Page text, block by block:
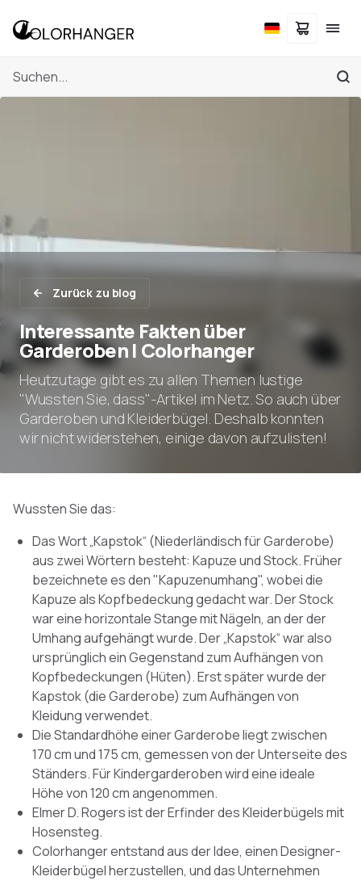
Zurück zu blog
Interessante Fakten über
Garderoben | Colorhanger
Heutzutage gibt es zu allen Themen lustige
"Wussten Sie, dass"-Artikel im Netz. So auch über
Garderoben und Kleiderbügel. Deshalb konnten
wir nicht widerstehen, einige davon aufzulisten!
Wussten Sie das:
Das Wort „Kapstok“ (Niederländisch für Garderobe)
aus zwei Wörtern besteht: Kapuze und Stock. Früher
bezeichnete es den "Kapuzenumhang", wobei die
Kapuze als Kopfbedeckung gedacht war. Der Stock
war eine horizontale Stange mit Nägeln, an der der
Umhang aufgehängt wurde. Der „Kapstok“ war also
ursprünglich ein Gegenstand zum Aufhängen von
Kopfbedeckungen (Hüten). Erst später wurde der
Kapstok (die Garderobe) zum Aufhängen von
Kleidung verwendet.
Die Standardhöhe einer Garderobe liegt zwischen
170 cm und 175 cm, gemessen von der Unterseite des
Ständers. Für Kindergarderoben wird eine ideale
Höhe von 120 cm angenommen.
Elmer D. Rogers ist der Erfinder des Kleiderbügels mit
Hosensteg.
Colorhanger entstand aus der Idee, einen Designer-
Kleiderbügel herzustellen, und das Unternehmen